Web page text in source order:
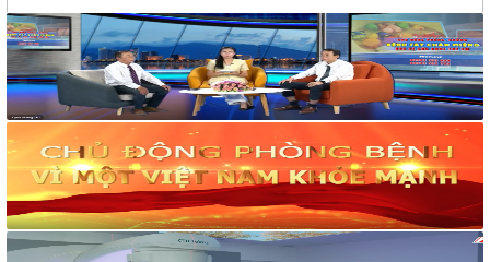
2169/VHXH
V/v mời báo giá thuê âm thanh, ánh sáng, loa và micro tuyên
truyền hoạt động mít tinh Hưởng ứng Tuần lễ Quốc gia không
khói thuốc lá năm 2026
2182/VHXH
V/v mời báo giá dịch vụ In ấn tổ chức mít tinh Hưởng ứng
Tuần lễ Quốc gia không khói thuốc lá năm 2026
117/2025/QH15
Luật Bảo vệ bí mật nhà nước